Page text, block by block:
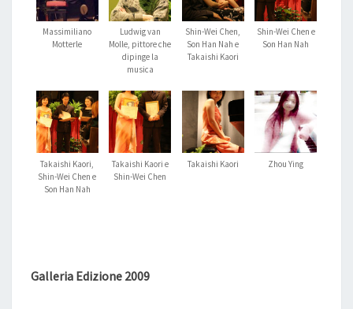
Massimiliano
Motterle
Ludwig van
Molle, pittore che
dipinge la
musica
Shin-Wei Chen,
Son Han Nah e
Takaishi Kaori
Shin-Wei Chen e
Son Han Nah
Takaishi Kaori,
Shin-Wei Chen e
Son Han Nah
Takaishi Kaori e
Shin-Wei Chen
Takaishi Kaori Zhou Ying
Galleria Edizione 2009